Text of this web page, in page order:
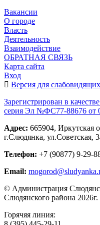
Вакансии
О городе
Власть
Деятельность
Взаимодействие
ОБРАТНАЯ СВЯЗЬ
Карта сайта
Вход
Версия для слабовидящих
Зарегистрирован в
серия Эл №ФС77-88676 от
Адрес: 665904, Иркутская
г.Слюдянка, ул.Советская,
Телефон: +7 (90877) 9-29-
Email:
© Администрация
Слюдянского района 2026г.
Горячяя линия: